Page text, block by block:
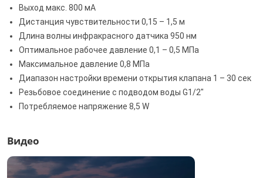
Выход макс. 800 мА
Дистанция чувствительности 0,15 – 1,5 м
Длина волны инфракрасного датчика 950 нм
Оптимальное рабочее давление 0,1 – 0,5 МПа
Максимальное давление 0,8 МПа
Диапазон настройки времени открытия клапана 1 – 30 сек
Резьбовое соединение с подводом воды G1/2"
Потребляемое напряжение 8,5 W
Видео